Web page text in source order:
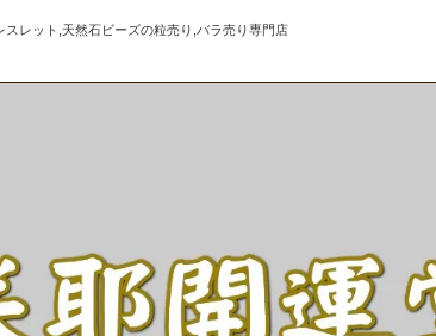
スレット,天然石ビーズの粒売り,バラ売り専門店